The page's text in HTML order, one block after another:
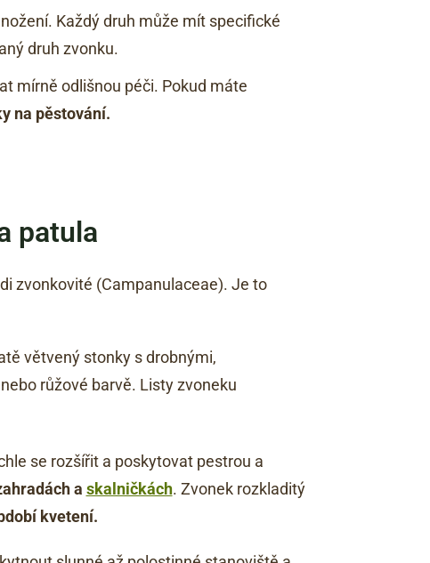
Každý druh může mít specifické
druh zvonku.
mírně odlišnou péči. Pokud máte
na pěstování.
patula
zvonkovité (Campanulaceae). Je to
větvený stonky s drobnými,
růžové barvě. Listy zvoneku
se rozšířit a poskytovat pestrou a
a skalničkách. Zvonek rozkladitý
kvetení.